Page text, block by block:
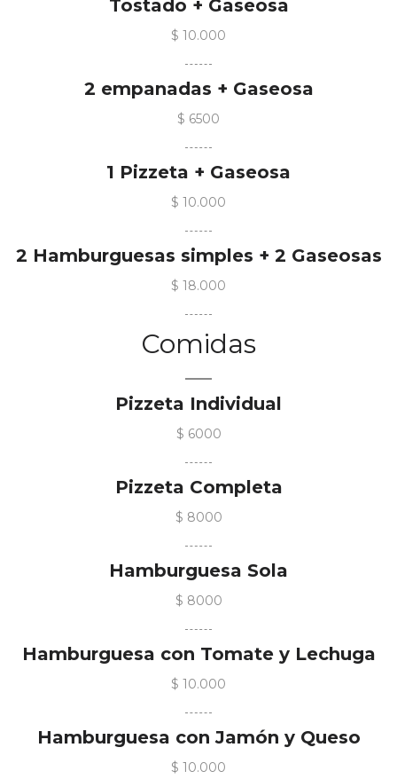
Tostado + Gaseosa
$ 10.000
2 empanadas + Gaseosa
$ 6500
1 Pizzeta + Gaseosa
$ 10.000
2 Hamburguesas simples + 2 Gaseosas
$ 18.000
Comidas
Pizzeta Individual
$ 6000
Pizzeta Completa
$ 8000
Hamburguesa Sola
$ 8000
Hamburguesa con Tomate y Lechuga
$ 10.000
Hamburguesa con Jamón y Queso
$ 10.000